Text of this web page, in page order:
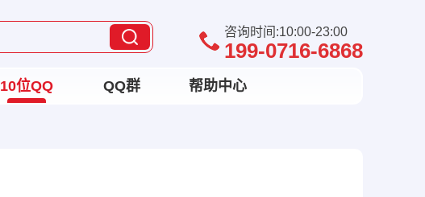
咨询时间:10:00-23:00
199-0716-6868
10位QQ QQ群 帮助中心